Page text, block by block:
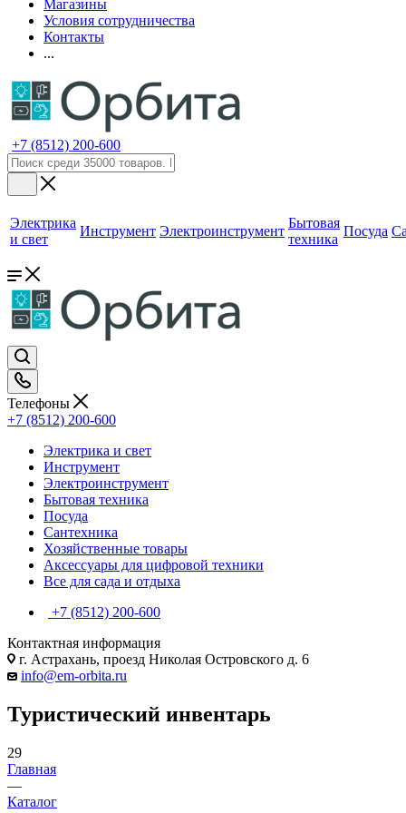
Магазины
Условия сотрудничества
Контакты
...
+7 (8512) 200-600
Электрика
и свет
Инструмент Электроинструмент
Бытовая
техника
Посуда
Телефоны
+7 (8512) 200-600
Электрика и свет
Инструмент
Электроинструмент
Бытовая техника
Посуда
Сантехника
Хозяйственные товары
Аксессуары для цифровой техники
Все для сада и отдыха
+7 (8512) 200-600
Контактная информация
г. Астрахань, проезд Николая Островского д. 6
info@em-orbita.ru
Туристический инвентарь
29
Главная
—
Каталог